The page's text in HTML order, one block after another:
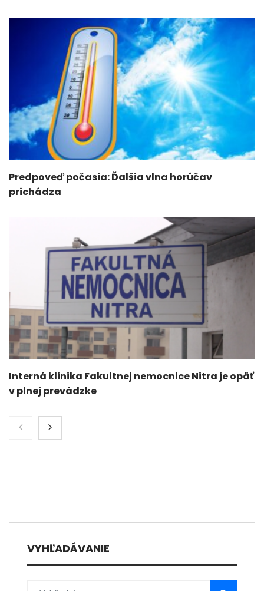
Predpoveď počasia: Ďalšia vlna horúčav
prichádza
Interná klinika Fakultnej nemocnice Nitra je opäť
v plnej prevádzke
VYHĽADÁVANIE